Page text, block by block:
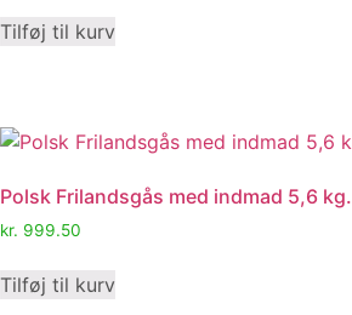
Tilføj til kurv
Polsk Frilandsgås med indmad 5,6 kg.
kr. 999.50
Tilføj til kurv